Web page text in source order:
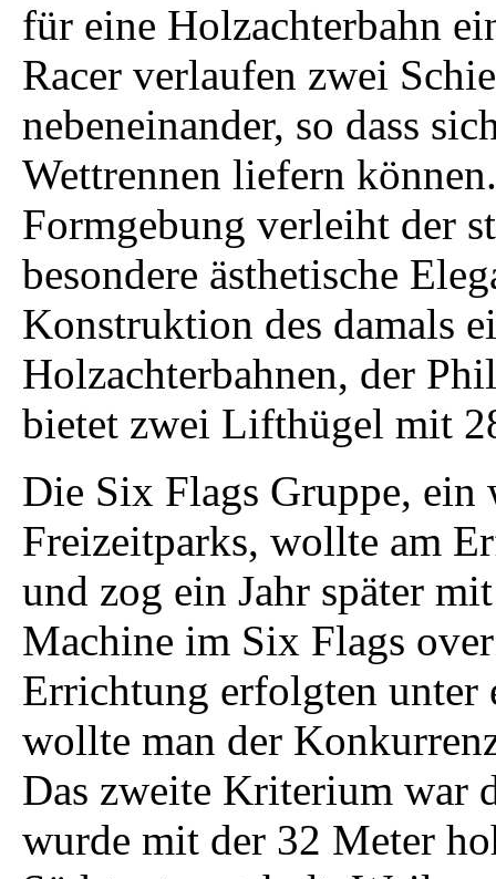
für eine Holzachterbahn
Racer verlaufen zwei
nebeneinander, so dass
Wettrennen liefern
Formgebung verleiht der
besondere ästhetische
Konstruktion des damals
Holzachterbahnen, der
bietet zwei Lifthügel mit
Die Six Flags Gruppe, ein
Freizeitparks, wollte am
und zog ein Jahr später
Machine im Six Flags
Errichtung erfolgten
wollte man der
Das zweite Kriterium war
wurde mit der 32 Meter